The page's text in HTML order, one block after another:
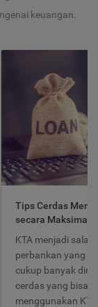
keuangan.
Tips Cerdas
secara Maksimal
KTA menjadi
perbankan yang
cukup banyak
cerdas yang bisa
menggunakan